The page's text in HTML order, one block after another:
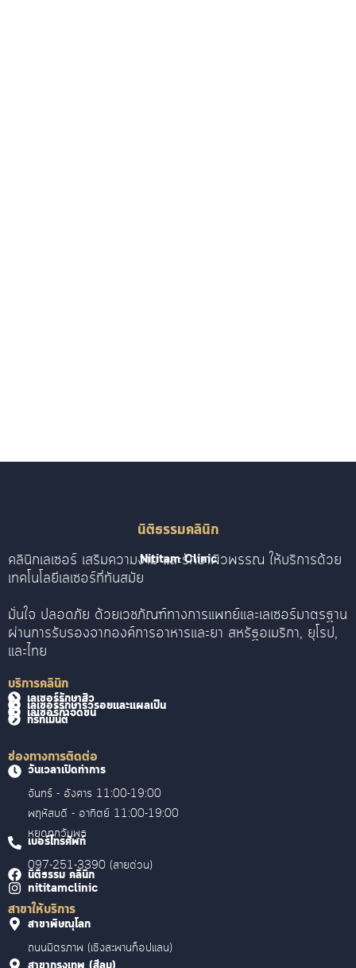
นิติธรรมคลินิก
Nititam Clinic
คลินิกเลเซอร์ เสริมความงาม และรักษาผิวพรรณ ให้บริการด้วย
เทคโนโลยีเลเซอร์ที่ทันสมัย
มั่นใจ ปลอดภัย ด้วยเวชภัณฑ์ทางการแพทย์และเลเซอร์มาตรฐาน
ผ่านการรับรองจากองค์การอาหารและยา สหรัฐอเมริกา, ยุโรป,
และไทย
บริการคลินิก
เลเซอร์รักษาสิว
เลเซอร์รักษาริ้วรอยและแผลเป็น
เลเซอร์กำจัดขน
ทรีทเม้นต์
ช่องทางการติดต่อ
วันเวลาเปิดทำการ
จันทร์ - อังคาร 11:00-19:00
พฤหัสบดี - อาทิตย์ 11:00-19:00
หยุดทุกวันพุธ
เบอร์โทรศัพท์
097-251-3390 (สายด่วน)
นิติธรรม คลินิก
nititamclinic
สาขาให้บริการ
สาขาพิษณุโลก
ถนนมิตรภาพ (เชิงสะพานท็อปแลน)